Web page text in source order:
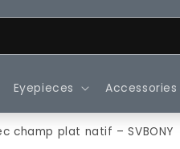
Eyepieces Accessories
champ plat natif – SVBONY